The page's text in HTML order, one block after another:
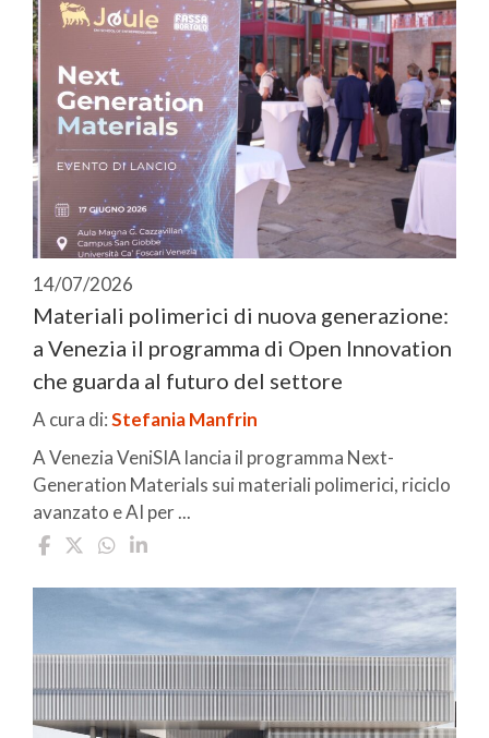
14/07/2026
Materiali polimerici di nuova generazione:
a Venezia il programma di Open Innovation
che guarda al futuro del settore
A cura di:Stefania Manfrin
A Venezia VeniSIA lancia il programma Next-
Generation Materials sui materiali polimerici, riciclo
avanzato e AI per ...